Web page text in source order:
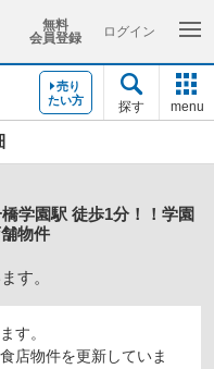
無料
会員登録
ログイン
売り
たい方
探す menu
学園駅 徒歩1分！！学園
物件
す。
す。
店物件を更新していま